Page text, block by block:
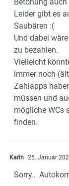
Leider gibt es
Saubären :(
Und dabei
zu bezahlen.
Vielleicht
immer noch
Zahlapps
müssen und
mögliche WCs
finden.
Karin 25. Januar
Sorry…